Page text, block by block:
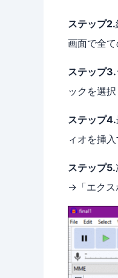
ステップ2.
画面で全て
ステップ3.
ックを選択
ステップ4.
ィオを挿
ステップ5.
→「エクス